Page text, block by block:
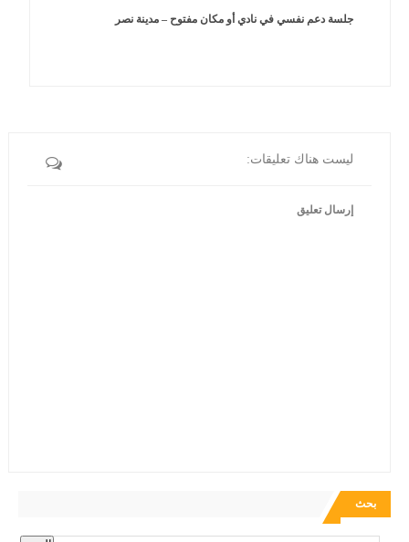
جلسة دعم نفسي في نادي أو مكان مفتوح – مدينة نصر
ليست هناك تعليقات:
إرسال تعليق
بحث